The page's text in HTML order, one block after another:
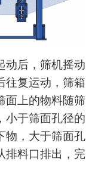
动后，筛机摇动
往复运动，筛箱
面上的物料随筛
小于筛面孔径的
物，大于筛面孔
排料口排出，完